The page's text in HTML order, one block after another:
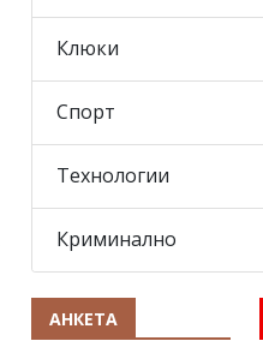
Клюки
Спорт
Технологии
Криминално
АНКЕТА